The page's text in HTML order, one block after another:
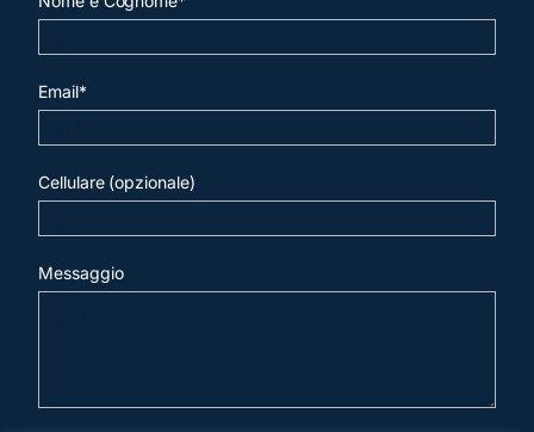
Email*
Cellulare (opzionale)
Messaggio